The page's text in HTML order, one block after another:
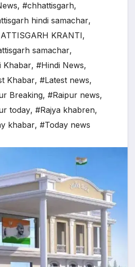
, #chhattisgarh,
hindi samachar,
KRANTI,
samachar,
Khabar, #Hindi News,
Khabar, #Latest news,
Breaking, #Raipur news,
today, #Rajya khabren,
khabar, #Today news